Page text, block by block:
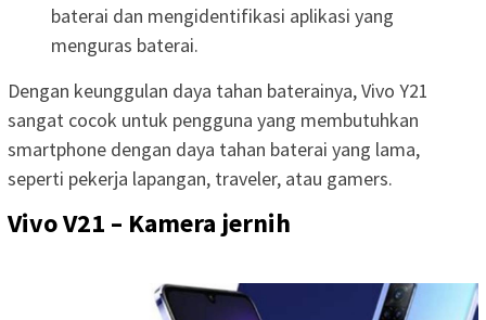
baterai dan mengidentifikasi aplikasi yang
menguras baterai.
Dengan keunggulan daya tahan baterainya, Vivo Y21
sangat cocok untuk pengguna yang membutuhkan
smartphone dengan daya tahan baterai yang lama,
seperti pekerja lapangan, traveler, atau gamers.
Vivo V21 – Kamera jernih